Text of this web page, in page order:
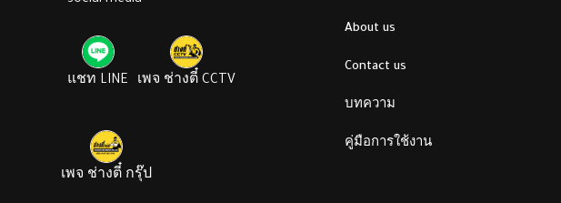
แชท LINE เพจ ช่างตี๋ CCTV
เพจ ช่างตี๋ กรุ๊ป
About us
Contact us
บทความ
คู่มือการใช้งาน